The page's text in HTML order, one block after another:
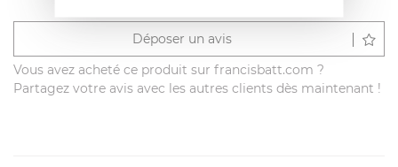
Déposer un avis
Vous avez acheté ce produit sur francisbatt.com ?
Partagez votre avis avec les autres clients dès maintenant !